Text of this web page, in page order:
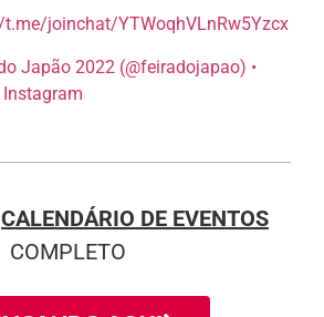
joinchat/YTWoqhVLnRw5Yzcx
Japão 2022 (@feiradojapao) •
CALENDÁRIO DE EVENTOS
COMPLETO